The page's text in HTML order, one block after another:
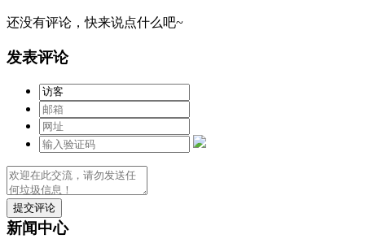
还没有评论，快来说点什么吧~
发表评论
提交评论
新闻中心